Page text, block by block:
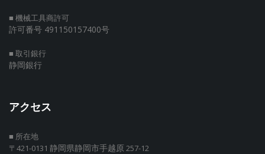
■ 機械工具商許可
許可番号 491150157400号
■ 取引銀行
静岡銀行
アクセス
■ 所在地
〒421-0131 静岡県静岡市手越原257-12